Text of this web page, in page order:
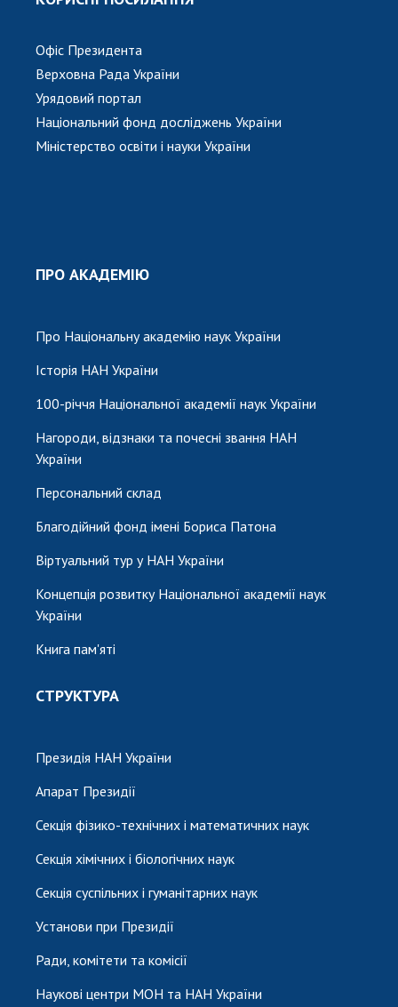
Офіс Президента
Верховна Рада України
Урядовий портал
Національний фонд досліджень України
Міністерство освіти і науки України
ПРО АКАДЕМІЮ
Про Національну академію наук України
Історія НАН України
100-річчя Національної академії наук України
Нагороди, відзнаки та почесні звання НАН
України
Персональний склад
Благодійний фонд імені Бориса Патона
Віртуальний тур у НАН України
Концепція розвитку Національної академії наук
України
Книга пам'яті
СТРУКТУРА
Президія НАН України
Апарат Президії
Секція фізико-технічних і математичних наук
Секція хімічних і біологічних наук
Секція суспільних і гуманітарних наук
Установи при Президії
Ради, комітети та комісії
Наукові центри МОН та НАН України